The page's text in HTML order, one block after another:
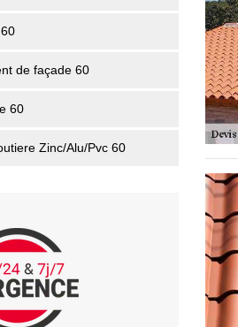
de façade 60
60
Zinc/Alu/Pvc 60